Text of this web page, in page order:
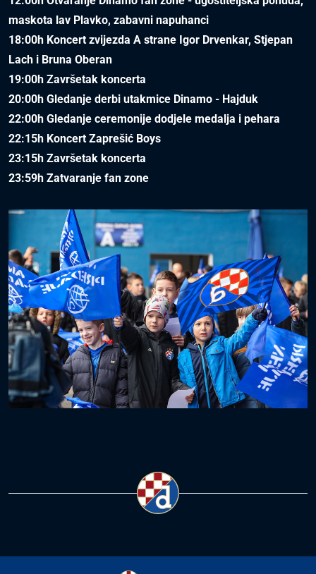
maskota lav Plavko, zabavni napuhanci
18:00h Koncert zvijezda A strane Igor Drvenkar, Stjepan
Lach i Bruna Oberan
19:00h Završetak koncerta
20:00h Gledanje derbi utakmice Dinamo - Hajduk
22:00h Gledanje ceremonije dodjele medalja i pehara
22:15h Koncert Zaprešić Boys
23:15h Završetak koncerta
23:59h Zatvaranje fan zone